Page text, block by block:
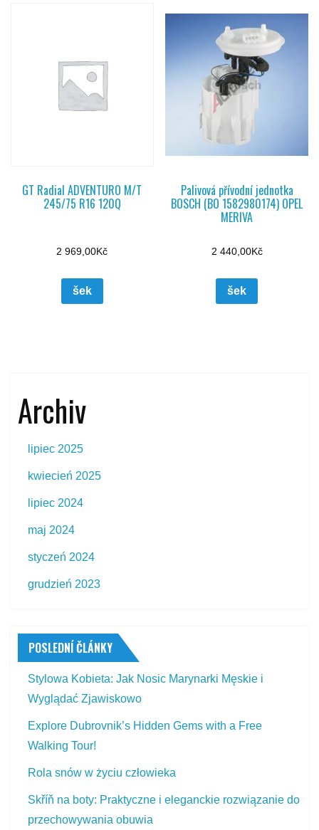
GT Radial ADVENTURO M/T
245/75 R16 120Q
2 969,00Kč
šek
Palivová přívodní jednotka
BOSCH (BO 1582980174) OPEL
MERIVA
2 440,00Kč
šek
Archiv
lipiec 2025
kwiecień 2025
lipiec 2024
maj 2024
styczeń 2024
grudzień 2023
POSLEDNÍ ČLÁNKY
Stylowa Kobieta: Jak Nosic Marynarki Męskie i
Wyglądać Zjawiskowo
Explore Dubrovnik’s Hidden Gems with a Free
Walking Tour!
Rola snów w życiu człowieka
Skříň na boty: Praktyczne i eleganckie rozwiązanie do
przechowywania obuwia